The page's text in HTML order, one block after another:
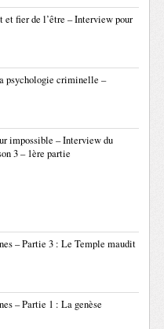
et fier de l’être – Interview pour
psychologie criminelle –
impossible – Interview du
3 – 1ère partie
– Partie 3 : Le Temple maudit
– Partie 1 : La genèse